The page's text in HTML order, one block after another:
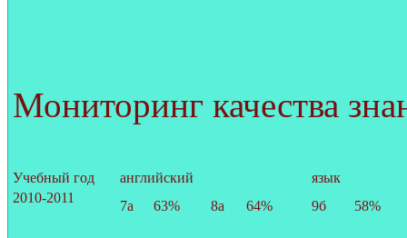
Мониторинг качества
Учебный год английский
язык
2010-2011
7а 63% 8а 64% 9б 58%